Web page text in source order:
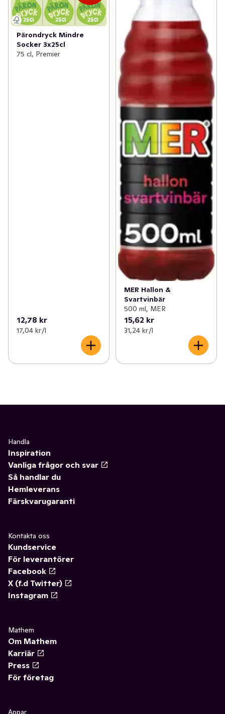
Pärondryck Mindre
Socker 3x25cl
75 cl, Premier
12,78 kr
17,04 kr /l
MER Hallon &
Svartvinbär
500 ml, MER
15,62 kr
31,24 kr /l
Handla
Inspiration
Vanliga frågor och svar
Så handlar du
Hemleverans
Färskvarugaranti
Kontakta oss
Kundservice
För leverantörer
Facebook
X (f.d Twitter)
Instagram
Mathem
Om Mathem
Karriär
Press
För företag
Appar